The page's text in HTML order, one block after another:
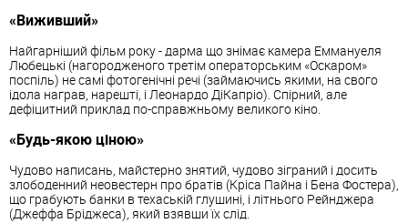
«Виживший»
Найгарніший фільм року - дарма що знімає камера Еммануеля
Любецькі (нагородженого третім операторським «Оскаром»
поспіль) не самі фотогенічні речі (займаючись якими, на свого
ідола награв, нарешті, і Леонардо ДіКапріо). Спірний, але
дефіцитний приклад по-справжньому великого кіно.
«Будь-якою ціною»
Чудово написань, майстерно знятий, чудово зіграний і досить
злободенний неовестерн про братів (Кріса Пайна і Бена Фостера),
що грабують банки в техаській глушині, і літнього Рейнджера
(Джеффа Бріджеса), який взявши їх слід.